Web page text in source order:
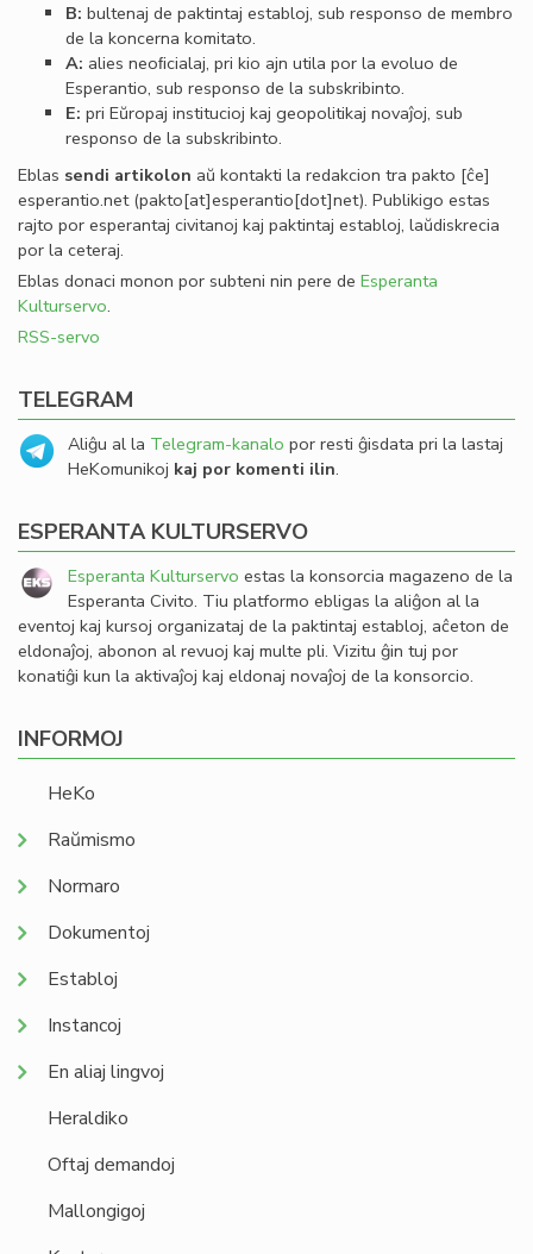
B: bultenaj de paktintaj establoj, sub responso de membro
de la koncerna komitato.
A: alies neoﬁcialaj, pri kio ajn utila por la evoluo de
Esperantio, sub responso de la subskribinto.
E: pri Eŭropaj institucioj kaj geopolitikaj novaĵoj, sub
responso de la subskribinto.
Eblas sendi artikolon aŭ kontakti la redakcion tra pakto [ĉe]
esperantio.net(pakto[at]esperantio[dot]net). Publikigo estas
rajto por esperantaj civitanoj kaj paktintaj establoj, laŭdiskrecia
por la ceteraj.
Eblas donaci monon por subteni nin pere de Esperanta
Kulturservo.
RSS-servo
TELEGRAM
Aliĝu al la Telegram-kanalo por resti ĝisdata pri la lastaj
HeKomunikoj kaj por komenti ilin.
ESPERANTA KULTURSERVO
Esperanta Kulturservo estas la konsorcia magazeno de la
Esperanta Civito. Tiu platformo ebligas la aliĝon al la
eventoj kaj kursoj organizataj de la paktintaj establoj, aĉeton de
eldonaĵoj, abonon al revuoj kaj multe pli. Vizitu ĝin tuj por
konatiĝi kun la aktivaĵoj kaj eldonaj novaĵoj de la konsorcio.
INFORMOJ
HeKo
Raŭmismo
Normaro
Dokumentoj
Establoj
Instancoj
En aliaj lingvoj
Heraldiko
Oftaj demandoj
Mallongigoj